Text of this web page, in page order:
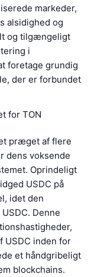
markeder,
alsidighed og
og tilgængeligt
i
foretage grundig
der er forbundet
for TON
præget af flere
dens voksende
Oprindeligt
USDC på
idet den
Denne
USDC inden for
et håndgribeligt
blockchains.